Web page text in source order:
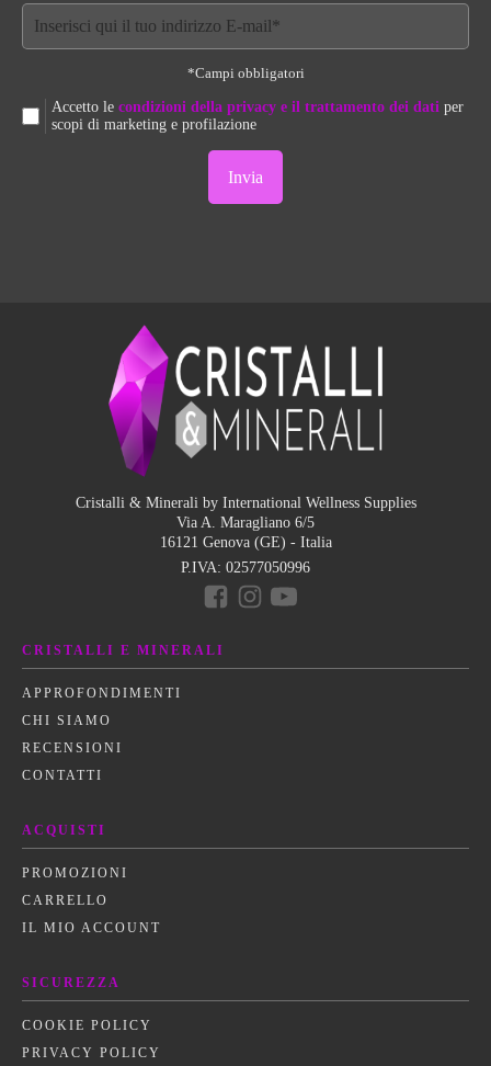
*Campi obbligatori
Accetto le condizioni della privacy e il trattamento dei dati per
scopi di marketing e profilazione
Cristalli & Minerali by International Wellness Supplies
Via A. Maragliano 6/5
16121 Genova (GE) - Italia
P.IVA: 02577050996
CRISTALLI E MINERALI
APPROFONDIMENTI
CHI SIAMO
RECENSIONI
CONTATTI
ACQUISTI
PROMOZIONI
CARRELLO
IL MIO ACCOUNT
SICUREZZA
COOKIE POLICY
PRIVACY POLICY